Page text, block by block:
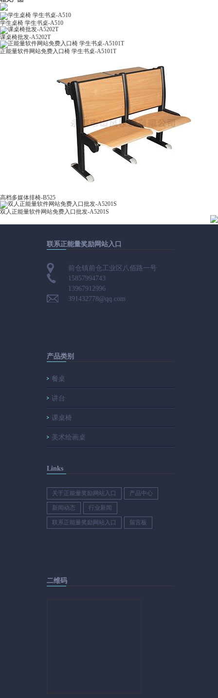
学生桌椅 学生书桌-A510
课桌椅批发-A5202T
正能量软件网站免费入口椅 学生书桌-A5101T
高档多媒体排椅-B525
双人正能量软件网站免费入口批发-A5201S
联系正能量奖励网站入口
前仓镇前仓工业区八佰路一号
15857994743
13967912996
391432778@qq.com
产品类别
餐桌
讲台
课桌椅
美术绘画桌
Links
关于正能量奖励网站入口 产品中心
新闻动态 行业新闻
联系正能量奖励网站入口 留言板
二维码